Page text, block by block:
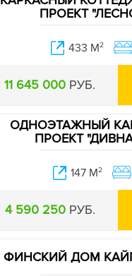
ПРОЕКТ
433 М2
11 645 000 РУБ.
ОДНОЭТАЖНЫЙ
ПРОЕКТ
147 М2
4 590 250 РУБ.
ФИНСКИЙ ДОМ